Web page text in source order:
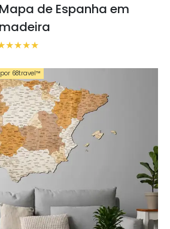
Mapa de Espanha em
madeira
68travel™️